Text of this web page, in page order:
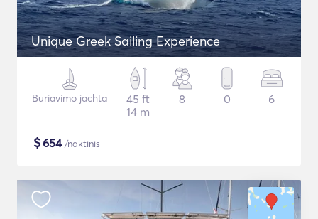
Unique Greek Sailing Experience
Buriavimo jachta
45 ft
14 m
8 0 6
$654/naktinis